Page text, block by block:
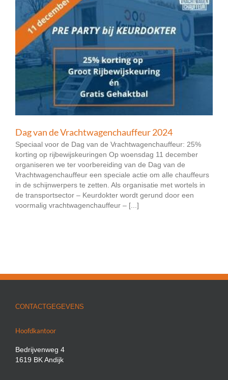
Dag van de Vrachtwagenchauffeur 2024
Speciaal voor de Dag van de Vrachtwagenchauffeur: 25%
korting op rijbewijskeuringen Op woensdag 11 december
organiseren we ter voorbereiding van de Dag van de
Vrachtwagenchauffeur een speciale actie om alle chauffeurs
in de schijnwerpers te zetten. Als organisatie met wortels in
de transportsector – Keurdokter wordt gerund door een
voormalig vrachtwagenchauffeur – [...]
CONTACTGEGEVENS
Hoofdkantoor
Bedrijvenweg 4
1619 BK Andijk